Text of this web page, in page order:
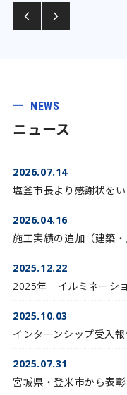
NEWS
ニュース
2026.07.14
塩釜市長より感謝状をい
2026.04.16
施工実績の追加（建築・
2025.12.22
2025年 イルミネーシ
2025.10.03
インターンシップ受入
2025.07.31
宮城県・登米市から表